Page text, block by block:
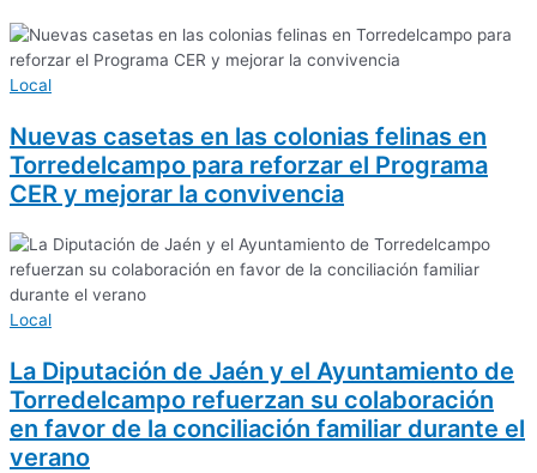
Local
Nuevas casetas en las colonias felinas en
Torredelcampo para reforzar el Programa
CER y mejorar la convivencia
Local
La Diputación de Jaén y el Ayuntamiento de
Torredelcampo refuerzan su colaboración
en favor de la conciliación familiar durante el
verano